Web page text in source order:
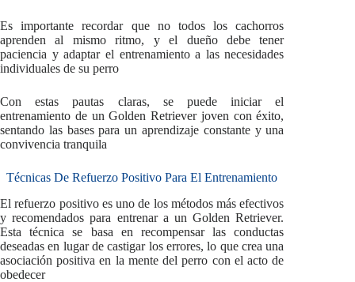
Es importante recordar que no todos los cachorros
aprenden al mismo ritmo, y el dueño debe tener
paciencia y adaptar el entrenamiento a las necesidades
individuales de su perro
Con estas pautas claras, se puede iniciar el
entrenamiento de un Golden Retriever joven con éxito,
sentando las bases para un aprendizaje constante y una
convivencia tranquila
Técnicas De Refuerzo Positivo Para El Entrenamiento
El refuerzo positivo es uno de los métodos más efectivos
y recomendados para entrenar a un Golden Retriever.
Esta técnica se basa en recompensar las conductas
deseadas en lugar de castigar los errores, lo que crea una
asociación positiva en la mente del perro con el acto de
obedecer